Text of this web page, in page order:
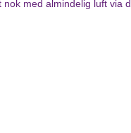
med almindelig luft via